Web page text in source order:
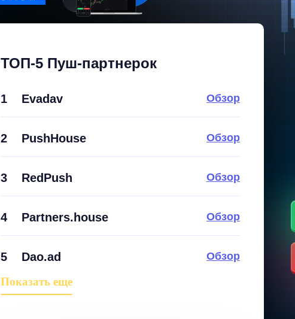
ТОП-5 Пуш-партнерок
1 Evadav Обзор
2 PushHouse Обзор
3 RedPush Обзор
4 Partners.house Обзор
5 Dao.ad Обзор
Показать еще